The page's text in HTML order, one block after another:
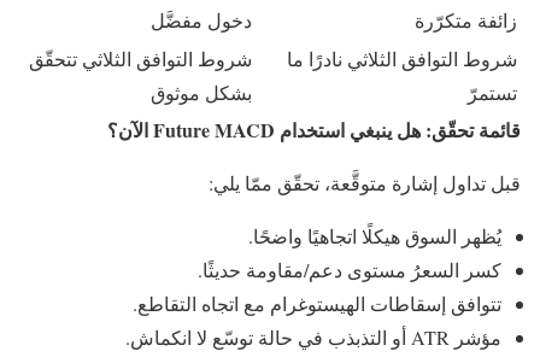
زائفة متكرّرة
دخول مفضَّل
شروط التوافق الثلاثي نادرًا ما
تستمرّ
شروط التوافق الثلاثي تتحقّق
بشكل موثوق
قائمة تحقّق: هل ينبغي استخدام Future MACD الآن؟
قبل تداول إشارة متوقَّعة، تحقّق ممّا يلي:
يُظهر السوق هيكلًا اتجاهيًا واضحًا.
كسر السعرُ مستوى دعم/مقاومة حديثًا.
تتوافق إسقاطات الهيستوغرام مع اتجاه التقاطع.
مؤشر ATR أو التذبذب في حالة توسّع لا انكماش.